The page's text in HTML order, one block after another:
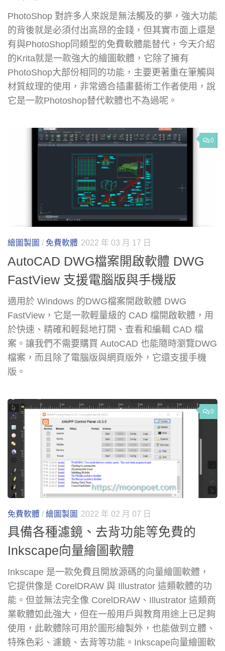
PhotoShop 對許多人來說是無法觸及的夢，強大功能
的背後就是必須付出高昂的金錢，但其實市面上還是
有與PhotoShop同類型的免費軟體能替代，今天介紹
的Krita就是一款強大的繪圖軟體，它除了擁有
PhotoShop大部份相同的功能，主要更著重在筆觸與
材質紋理的使用，非常適合插畫藝術工作者使用，說
它是一款Photoshop替代軟體也不為過呢。
0
繪圖製圖 / 免費軟體 2022 年 03 月 17 日
AutoCAD DWG檔案開啟軟體 DWG
FastView 支援電腦版與手機版
適用於 Windows 的DWG檔案開啟軟體 DWG
FastView，它是一款輕量級的 CAD 檔開啟軟體，用
於快速、精確和輕鬆地打開、查看和編輯 CAD 檔
案。讓我們不需要購買 AutoCAD 也能隨時瀏覽DWG
檔案，而且除了電腦版與網頁版外，它還支援手機
版。
0
免費軟體 / 繪圖製圖 2022 年 02 月 07 日
具備各種濾鏡、去背功能等免費的
Inkscape向量繪圖軟體
Inkscape 是一款免費且開放源碼的向量繪圖軟體，
它提供像是 CorelDRAW 與 Illustrator 這類軟體的功
能。但並無法完全像 CorelDRAW、Illustrator 這類商
業軟體如此強大，但在一般用戶與教育用途上已足夠
使用，此軟體除可用於圖形繪製外，也能做到立體、
特殊色彩、濾鏡、去背等功能。Inkscape向量繪圖軟